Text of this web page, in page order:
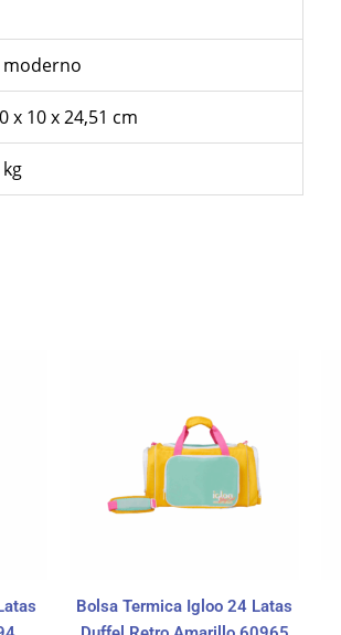
moderno
x 10 x 24,51 cm
Bolsa Termica Igloo 24 Latas